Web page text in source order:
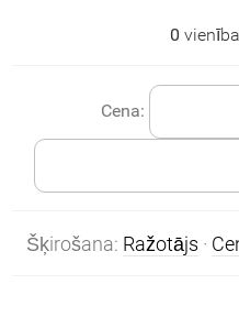
0
Cena:
Šķirošana: Ražotājs ·